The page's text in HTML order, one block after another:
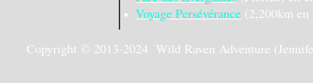
Voyage Persévérance (2,200km en
Copyright © 2013-2024 Wild Raven Adventure